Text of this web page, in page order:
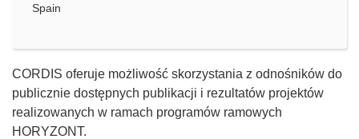
Spain
CORDIS oferuje możliwość skorzystania z odnośników do
publicznie dostępnych publikacji i rezultatów projektów
realizowanych w ramach programów ramowych
HORYZONT.